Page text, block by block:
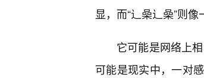
显，而“辶喿辶喿”则
它可能是网络上
可能是现实中，一对